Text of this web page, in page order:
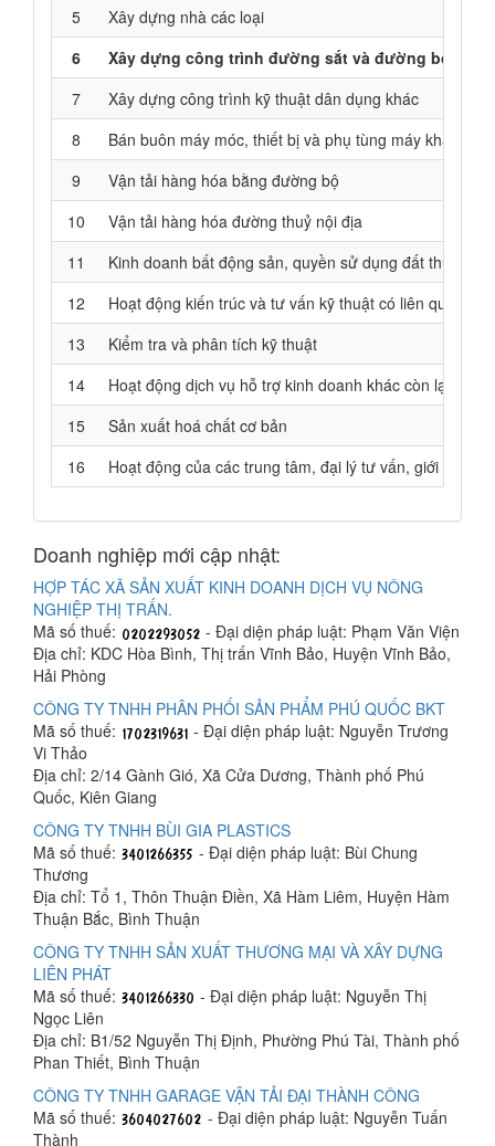
5
Xây dựng nhà các loại
6
Xây dựng công trình đường sắt và đường bộ
7
Xây dựng công trình kỹ thuật dân dụng khác
8
Bán buôn máy móc, thiết bị và phụ tùng máy khác
9
Vận tải hàng hóa bằng đường bộ
10
Vận tải hàng hóa đường thuỷ nội địa
11
Kinh doanh bất động sản, quyền sử dụng đất thuộc
12
Hoạt động kiến trúc và tư vấn kỹ thuật có liên quan
13
Kiểm tra và phân tích kỹ thuật
14
Hoạt động dịch vụ hỗ trợ kinh doanh khác còn lại
15
Sản xuất hoá chất cơ bản
16
Hoạt động của các trung tâm, đại lý tư vấn, giới thiệu
Doanh nghiệp mới cập nhật:
HỢP TÁC XÃ SẢN XUẤT KINH DOANH DỊCH VỤ NÔNG
NGHIỆP THỊ TRẤN.
Mã số thuế:
- Đại diện pháp luật: Phạm Văn Viện
Địa chỉ: KDC Hòa Bình, Thị trấn Vĩnh Bảo, Huyện Vĩnh Bảo,
Hải Phòng
CÔNG TY TNHH PHÂN PHỐI SẢN PHẨM PHÚ QUỐC BKT
Mã số thuế:
- Đại diện pháp luật: Nguyễn Trương
Vi Thảo
Địa chỉ: 2/14 Gành Gió, Xã Cửa Dương, Thành phố Phú
Quốc, Kiên Giang
CÔNG TY TNHH BÙI GIA PLASTICS
Mã số thuế:
- Đại diện pháp luật: Bùi Chung
Thương
Địa chỉ: Tổ 1, Thôn Thuận Điền, Xã Hàm Liêm, Huyện Hàm
Thuận Bắc, Bình Thuận
CÔNG TY TNHH SẢN XUẤT THƯƠNG MẠI VÀ XÂY DỰNG
LIÊN PHÁT
Mã số thuế:
- Đại diện pháp luật: Nguyễn Thị
Ngọc Liên
Địa chỉ: B1/52 Nguyễn Thị Định, Phường Phú Tài, Thành phố
Phan Thiết, Bình Thuận
CÔNG TY TNHH GARAGE VẬN TẢI ĐẠI THÀNH CÔNG
Mã số thuế:
- Đại diện pháp luật: Nguyễn Tuấn
Thành